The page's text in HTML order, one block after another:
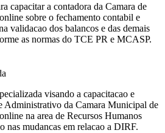
capacitar a contadora da Camara de
sobre o fechamento contabil e
validacao dos balancos e das demais
as normas do TCE PR e MCASP.
visando a capacitacao e
Administrativo da Camara Municipal de
na area de Recursos Humanos
nas mudancas em relacao a DIRF.